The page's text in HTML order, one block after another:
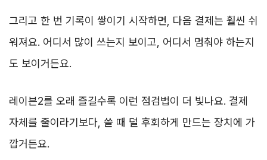
그리고 한 번 기록이 쌓이기 시작하면, 다음 결제는 훨씬 쉬
워져요. 어디서 많이 쓰는지 보이고, 어디서 멈춰야 하는지
도 보이거든요.
레이븐2를 오래 즐길수록 이런 점검법이 더 빛나요. 결제
자체를 줄이라기보다, 쓸 때 덜 후회하게 만드는 장치에 가
깝거든요.